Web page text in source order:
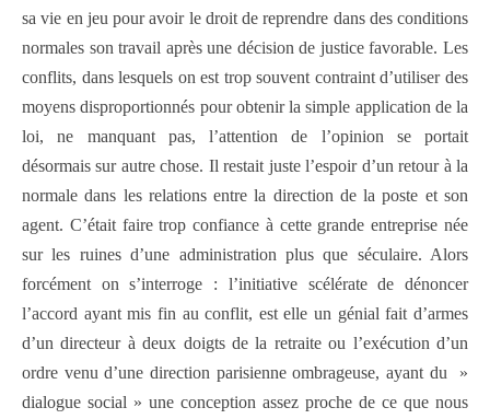
sa vie en jeu pour avoir le droit de reprendre dans des conditions
normales son travail après une décision de justice favorable. Les
conflits, dans lesquels on est trop souvent contraint d’utiliser des
moyens disproportionnés pour obtenir la simple application de la
loi, ne manquant pas, l’attention de l’opinion se portait
désormais sur autre chose. Il restait juste l’espoir d’un retour à la
normale dans les relations entre la direction de la poste et son
agent. C’était faire trop confiance à cette grande entreprise née
sur les ruines d’une administration plus que séculaire. Alors
forcément on s’interroge : l’initiative scélérate de dénoncer
l’accord ayant mis fin au conflit, est elle un génial fait d’armes
d’un directeur à deux doigts de la retraite ou l’exécution d’un
ordre venu d’une direction parisienne ombrageuse, ayant du »
dialogue social » une conception assez proche de ce que nous